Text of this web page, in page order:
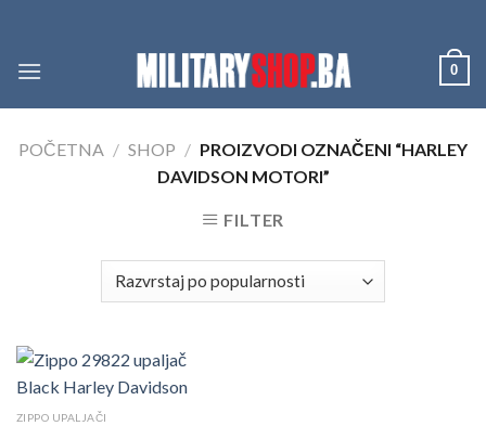
content
0
POČETNA / SHOP / PROIZVODI OZNAČENI “HARLEY
DAVIDSON MOTORI”
FILTER
ZIPPO UPALJAČI